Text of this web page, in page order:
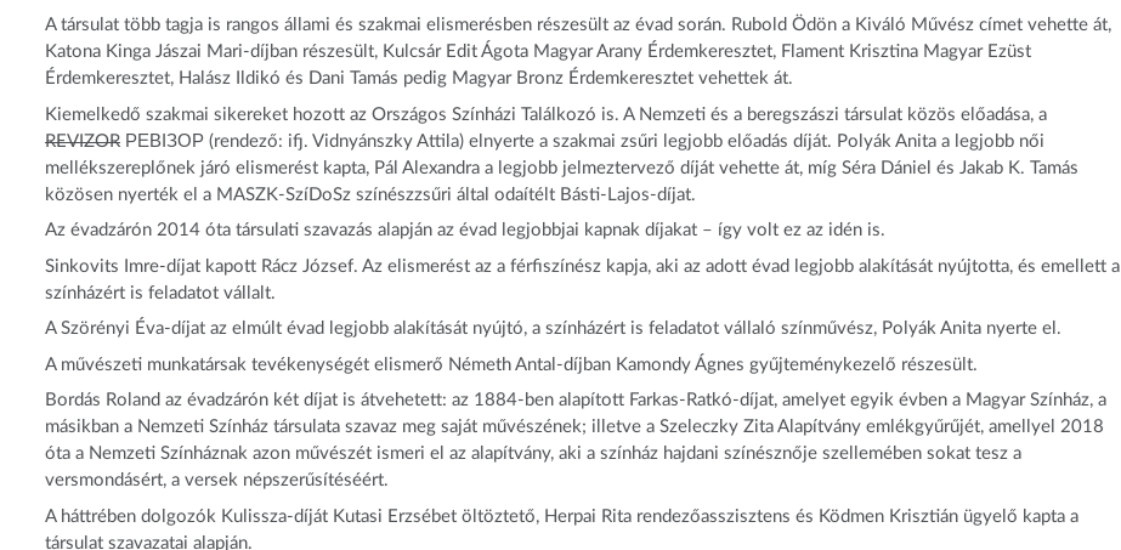
A társulat több tagja is rangos állami és szakmai elismerésben részesült az évad során. Rubold Ödön a Kiváló Művész címet vehette át,
Katona Kinga Jászai Mari-díjban részesült, Kulcsár Edit Ágota Magyar Arany Érdemkeresztet, Flament Krisztina Magyar Ezüst
Érdemkeresztet, Halász Ildikó és Dani Tamás pedig Magyar Bronz Érdemkeresztet vehettek át.
Kiemelkedő szakmai sikereket hozott az Országos Színházi Találkozó is. A Nemzeti és a beregszászi társulat közös előadása, a
REVIZOR РЕВІЗОР (rendező: ifj. Vidnyánszky Attila) elnyerte a szakmai zsűri legjobb előadás díját. Polyák Anita a legjobb női
mellékszereplőnek járó elismerést kapta, Pál Alexandra a legjobb jelmeztervező díját vehette át, míg Séra Dániel és Jakab K. Tamás
közösen nyerték el a MASZK-SzíDoSz színészzsűri által odaítélt Básti-Lajos-díjat.
Az évadzárón 2014 óta társulati szavazás alapján az évad legjobbjai kapnak díjakat – így volt ez az idén is.
Sinkovits Imre-díjat kapott Rácz József. Az elismerést az a férfiszínész kapja, aki az adott évad legjobb alakítását nyújtotta, és emellett a
színházért is feladatot vállalt.
A Szörényi Éva-díjat az elmúlt évad legjobb alakítását nyújtó, a színházért is feladatot vállaló színművész, Polyák Anita nyerte el.
A művészeti munkatársak tevékenységét elismerő Németh Antal-díjban Kamondy Ágnes gyűjteménykezelő részesült.
Bordás Roland az évadzárón két díjat is átvehetett: az 1884-ben alapított Farkas-Ratkó-díjat, amelyet egyik évben a Magyar Színház, a
másikban a Nemzeti Színház társulata szavaz meg saját művészének; illetve a Szeleczky Zita Alapítvány emlékgyűrűjét, amellyel 2018
óta a Nemzeti Színháznak azon művészét ismeri el az alapítvány, aki a színház hajdani színésznője szellemében sokat tesz a
versmondásért, a versek népszerűsítéséért.
A háttrében dolgozók Kulissza-díját Kutasi Erzsébet öltöztető, Herpai Rita rendezőasszisztens és Ködmen Krisztián ügyelő kapta a
társulat szavazatai alapján.